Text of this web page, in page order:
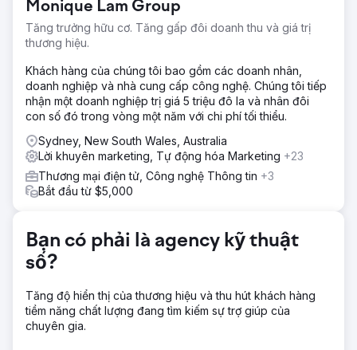
Monique Lam Group
Tăng trưởng hữu cơ. Tăng gấp đôi doanh thu và giá trị
thương hiệu.
Khách hàng của chúng tôi bao gồm các doanh nhân,
doanh nghiệp và nhà cung cấp công nghệ. Chúng tôi tiếp
nhận một doanh nghiệp trị giá 5 triệu đô la và nhân đôi
con số đó trong vòng một năm với chi phí tối thiểu.
Sydney, New South Wales, Australia
Lời khuyên marketing, Tự động hóa Marketing +23
Thương mại điện tử, Công nghệ Thông tin +3
Bắt đầu từ $5,000
Bạn có phải là agency kỹ thuật
số?
Tăng độ hiển thị của thương hiệu và thu hút khách hàng
tiềm năng chất lượng đang tìm kiếm sự trợ giúp của
chuyên gia.